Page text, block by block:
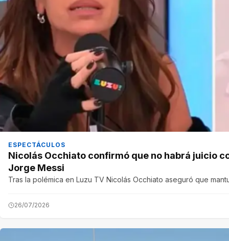
ESPECTÁCULOS
Nicolás Occhiato confirmó que no habrá juicio
Jorge Messi
Tras la polémica en Luzu TV Nicolás Occhiato aseguró que
26/07/2026